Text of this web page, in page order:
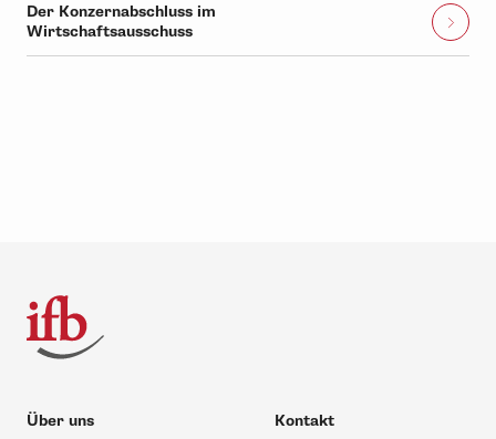
Der Konzernabschluss im
Wirtschaftsausschuss
Über uns Kontakt